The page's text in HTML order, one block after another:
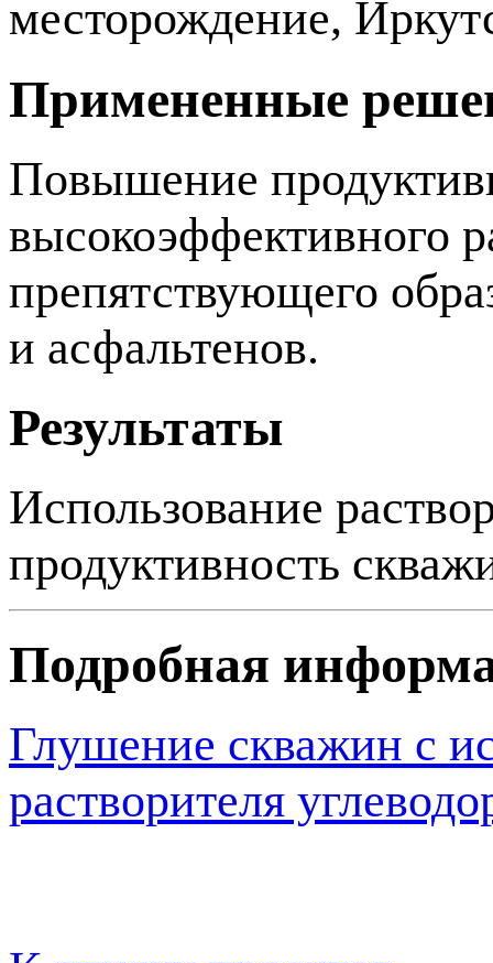
месторождение,
Примененные
Повышение
высокоэффективного
препятствующего
и асфальтенов.
Результаты
Использование
продуктивность
Подробная
Глушение скважин с
растворителя